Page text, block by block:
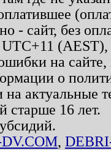
- сайт, без
UTC+11
на
о
на актуальные
старше 16 лет.
,